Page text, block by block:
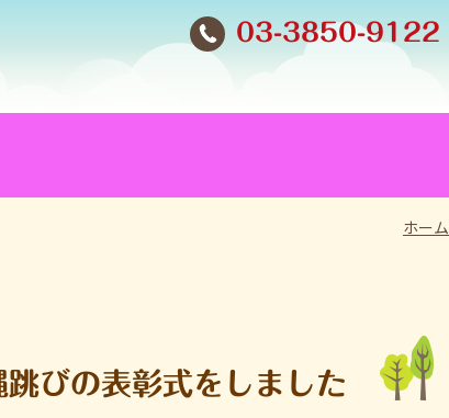
03-3850-9122
ホーム
びの表彰式をしました